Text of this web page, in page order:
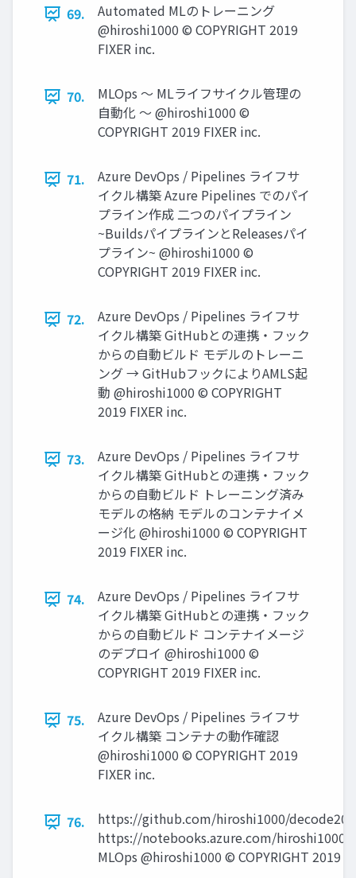
69.
Automated MLのトレーニング
@hiroshi1000 © COPYRIGHT 2019
FIXER inc.
70.
MLOps 〜 MLライフサイクル管理の
⾃動化 〜 @hiroshi1000 ©
COPYRIGHT 2019 FIXER inc.
71.
Azure DevOps / Pipelines ライフサ
イクル構築 Azure Pipelines でのパイ
プライン作成 ⼆つのパイプライン
~BuildsパイプラインとReleasesパイ
プライン~ @hiroshi1000 ©
COPYRIGHT 2019 FIXER inc.
72.
Azure DevOps / Pipelines ライフサ
イクル構築 GitHubとの連携・フック
からの⾃動ビルド モデルのトレーニ
ング → GitHubフックによりAMLS起
動 @hiroshi1000 © COPYRIGHT
2019 FIXER inc.
73.
Azure DevOps / Pipelines ライフサ
イクル構築 GitHubとの連携・フック
からの⾃動ビルド トレーニング済み
モデルの格納 モデルのコンテナイメ
ージ化 @hiroshi1000 © COPYRIGHT
2019 FIXER inc.
74.
Azure DevOps / Pipelines ライフサ
イクル構築 GitHubとの連携・フック
からの⾃動ビルド コンテナイメージ
のデプロイ @hiroshi1000 ©
COPYRIGHT 2019 FIXER inc.
75.
Azure DevOps / Pipelines ライフサ
イクル構築 コンテナの動作確認
@hiroshi1000 © COPYRIGHT 2019
FIXER inc.
76.
https://github.com/hiroshi1000/
https://notebooks.azure.com/hiroshi1000/
MLOps @hiroshi1000 © COPYRIGHT 2019